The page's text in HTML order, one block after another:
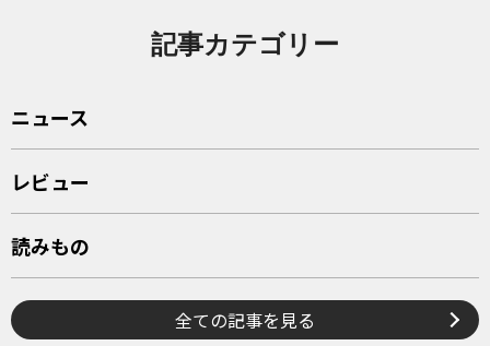
記事カテゴリー
ニュース
レビュー
読みもの
全ての記事を見る